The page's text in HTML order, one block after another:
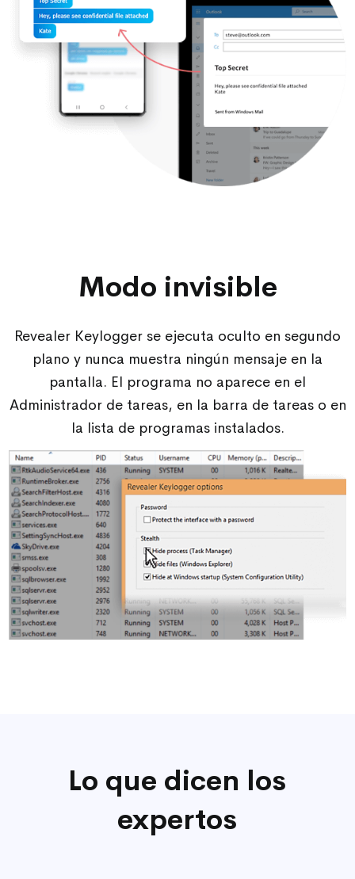
Modo invisible
Revealer Keylogger se ejecuta oculto en segundo
plano y nunca muestra ningún mensaje en la
pantalla. El programa no aparece en el
Administrador de tareas, en la barra de tareas o en
la lista de programas instalados.
Lo que dicen los
expertos